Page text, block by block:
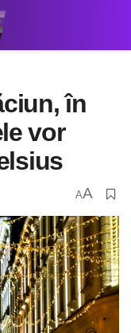
în
vor
AA